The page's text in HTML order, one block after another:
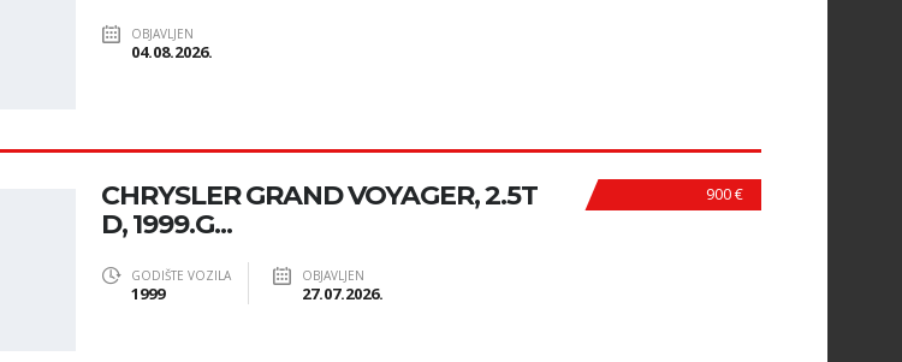
OBJAVLJEN
04.08.2026.
900 €
CHRYSLER GRAND VOYAGER, 2.5T
D, 1999.G...
GODIŠTE VOZILA
1999
OBJAVLJEN
27.07.2026.